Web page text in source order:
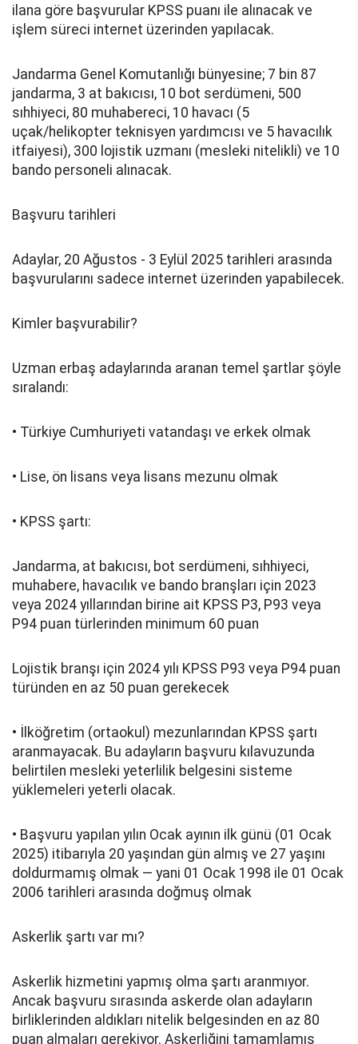
ilana göre başvurular KPSS puanı ile alınacak ve
işlem süreci internet üzerinden yapılacak.
Jandarma Genel Komutanlığı bünyesine; 7 bin 87
jandarma, 3 at bakıcısı, 10 bot serdümeni, 500
sıhhiyeci, 80 muhabereci, 10 havacı (5
uçak/helikopter teknisyen yardımcısı ve 5 havacılık
itfaiyesi), 300 lojistik uzmanı (mesleki nitelikli) ve 10
bando personeli alınacak.
Başvuru tarihleri
Adaylar, 20 Ağustos - 3 Eylül 2025 tarihleri arasında
başvurularını sadece internet üzerinden yapabilecek.
Kimler başvurabilir?
Uzman erbaş adaylarında aranan temel şartlar şöyle
sıralandı:
• Türkiye Cumhuriyeti vatandaşı ve erkek olmak
• Lise, ön lisans veya lisans mezunu olmak
• KPSS şartı:
Jandarma, at bakıcısı, bot serdümeni, sıhhiyeci,
muhabere, havacılık ve bando branşları için 2023
veya 2024 yıllarından birine ait KPSS P3, P93 veya
P94 puan türlerinden minimum 60 puan
Lojistik branşı için 2024 yılı KPSS P93 veya P94 puan
türünden en az 50 puan gerekecek
• İlköğretim (ortaokul) mezunlarından KPSS şartı
aranmayacak. Bu adayların başvuru kılavuzunda
belirtilen mesleki yeterlilik belgesini sisteme
yüklemeleri yeterli olacak.
• Başvuru yapılan yılın Ocak ayının ilk günü (01 Ocak
2025) itibarıyla 20 yaşından gün almış ve 27 yaşını
doldurmamış olmak — yani 01 Ocak 1998 ile 01 Ocak
2006 tarihleri arasında doğmuş olmak
Askerlik şartı var mı?
Askerlik hizmetini yapmış olma şartı aranmıyor.
Ancak başvuru sırasında askerde olan adayların
birliklerinden aldıkları nitelik belgesinden en az 80
puan almaları gerekiyor. Askerliğini tamamlamış